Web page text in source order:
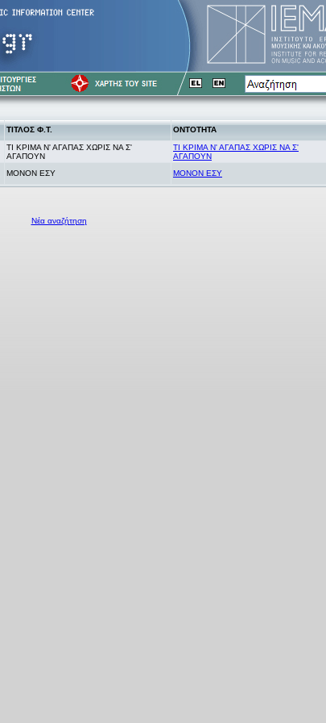
ΤΙΤΛΟΣ Φ.Τ. ΟΝΤΟΤΗΤΑ
ΤΙ ΚΡΙΜΑ Ν' ΑΓΑΠΑΣ ΧΩΡΙΣ ΝΑ Σ'
ΑΓΑΠΟΥΝ
ΤΙ ΚΡΙΜΑ Ν' ΑΓΑΠΑΣ ΧΩΡΙΣ ΝΑ Σ'
ΑΓΑΠΟΥΝ
ΜΟΝΟΝ ΕΣΥ ΜΟΝΟΝ ΕΣΥ
Νέα αναζήτηση